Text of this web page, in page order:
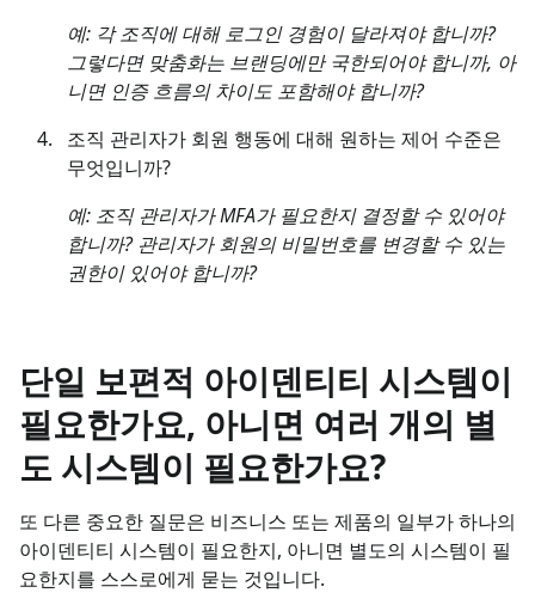
예: 각 조직에 대해 로그인 경험이 달라져야 합니까?
그렇다면 맞춤화는 브랜딩에만 국한되어야 합니까, 아
니면 인증 흐름의 차이도 포함해야 합니까?
조직 관리자가 회원 행동에 대해 원하는 제어 수준은
무엇입니까?
예: 조직 관리자가 MFA가 필요한지 결정할 수 있어야
합니까? 관리자가 회원의 비밀번호를 변경할 수 있는
권한이 있어야 합니까?
단일 보편적 아이덴티티 시스템이
필요한가요, 아니면 여러 개의 별
도 시스템이 필요한가요?
또 다른 중요한 질문은 비즈니스 또는 제품의 일부가 하나의
아이덴티티 시스템이 필요한지, 아니면 별도의 시스템이 필
요한지를 스스로에게 묻는 것입니다.